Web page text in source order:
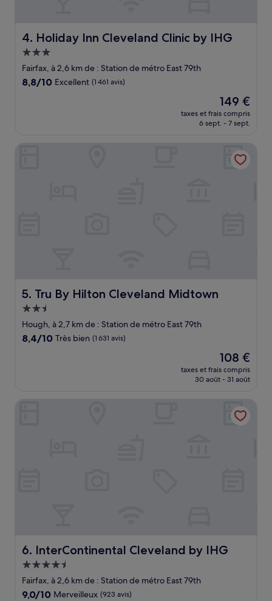
4. Holiday Inn Cleveland Clinic by IHG
Holiday Inn Cleveland Clinic by IHG
Hébergement
3.0 étoiles
Fairfax, à 2,6 km de : Station de métro East 79th
8.8
8,8/10 Excellent (1 461 avis)
Le
nouveau
prix
de
149 €
149 €
taxes et frais compris
6 sept. - 7 sept.
5. Tru By Hilton Cleveland Midtown
Tru By Hilton Cleveland Midtown
Hébergement
2.5 étoiles
Hough, à 2,7 km de : Station de métro East 79th
8.4
8,4/10 Très bien (1 631 avis)
Le
nouveau
prix
de
108 €
108 €
taxes et frais compris
30 août - 31 août
6. InterContinental Cleveland by IHG
InterContinental Cleveland by IHG
Hébergement
4.5 étoiles
Fairfax, à 2,6 km de : Station de métro East 79th
9.0
9,0/10 Merveilleux (923 avis)